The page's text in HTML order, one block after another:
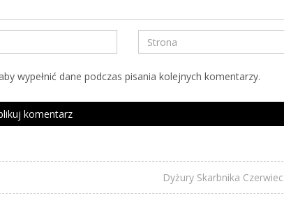
wypełnić dane podczas pisania kolejnych komentarzy.
Dyżury Skarbnika